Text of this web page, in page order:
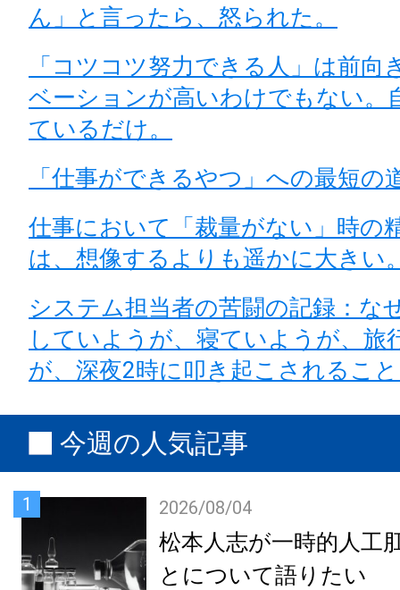
ん」と言ったら、怒られた。
「コツコツ努力できる人」は前向
ベーションが高いわけでもない。
ているだけ。
「仕事ができるやつ」への最短の
仕事において「裁量がない」時の
は、想像するよりも遥かに大きい
システム担当者の苦闘の記録：な
していようが、寝ていようが、旅
が、深夜2時に叩き起こされるこ
今週の人気記事
1 2026/08/04
松本人志が一時的人工
とについて語りたい